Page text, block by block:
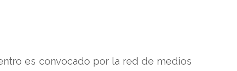
es convocado por la red de medios